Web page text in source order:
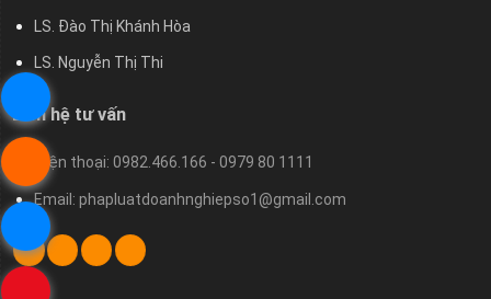
LS. Đào Thị Khánh Hòa
LS. Nguyễn Thị Thi
Liên hệ tư vấn
Điện thoại: 0982.466.166 - 0979 80 1111
Email: phapluatdoanhnghiepso1@gmail.com